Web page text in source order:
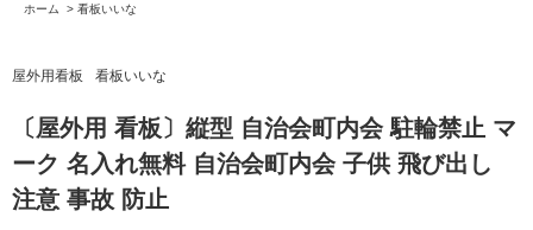
ホーム
> 看板いいな
屋外用看板 看板いいな
〔屋外用 看板〕縦型 自治会町内会 駐輪禁止 マ
ーク 名入れ無料 自治会町内会 子供 飛び出し
注意 事故 防止